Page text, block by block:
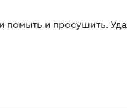
помыть и просушить.